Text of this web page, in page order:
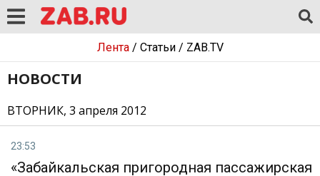
Лента/ Статьи/ ZAB.TV
НОВОСТИ
ВТОРНИК, 3 апреля 2012
23:53
«Забайкальская пригородная пассажирская